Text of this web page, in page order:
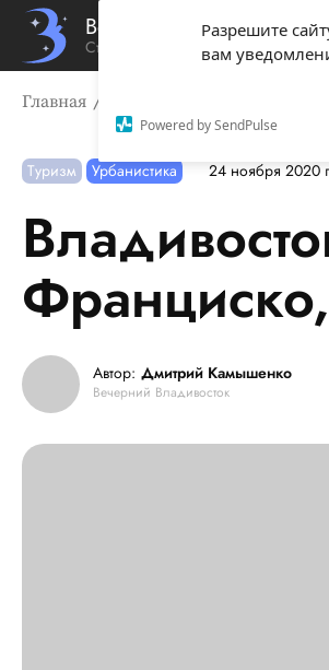
Разрешите
вам
Powered by SendPulse
Вечерний Владивосток
Стиль жизни твоего города
Главная Владивосток –
Туризм Урбанистика 24 ноября 2020
Автор: Дмитрий Камышенко
Вечерний Владивосток